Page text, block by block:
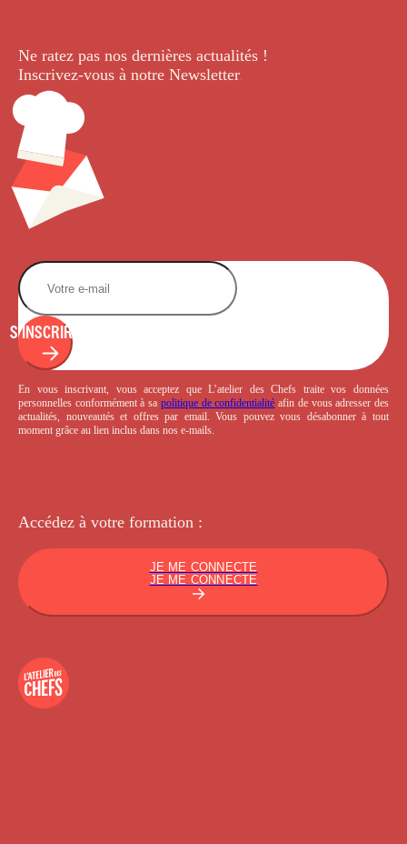
Ne ratez pas nos dernières actualités !
Inscrivez-vous à notre Newsletter.
S'INSCRIRE
En vous inscrivant, vous acceptez que L’atelier des Chefs traite vos données
personnelles conformément à sa politique de confidentialité afin de vous adresser des
actualités, nouveautés et offres par email. Vous pouvez vous désabonner à tout
moment grâce au lien inclus dans nos e-mails.
Accédez à votre formation :
JE ME CONNECTE
JE ME CONNECTE